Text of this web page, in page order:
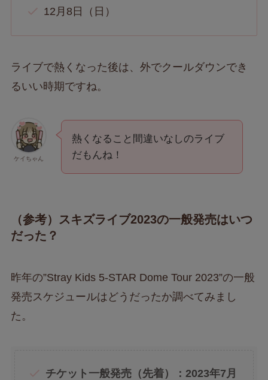
12月8日（日）
ライブで熱くなった後は、外でクールダウンでき
るいい時期ですね。
ケイちゃん
熱くなること間違いなしのライブ
だもんね！
（参考）スキズライブ2023の一般発売はいつ
だった？
昨年の”Stray Kids 5-STAR Dome Tour 2023”の一般
発売スケジュールはどうだったか調べてみまし
た。
チケット一般発売（先着）：2023年7月